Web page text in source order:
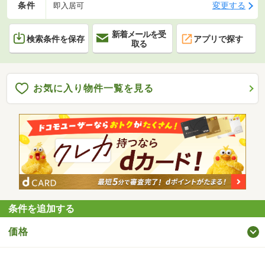
条件 即入居可 変更する
検索条件を保存
新着メールを受
取る
アプリで探す
お気に入り物件一覧を見る
条件を追加する
価格